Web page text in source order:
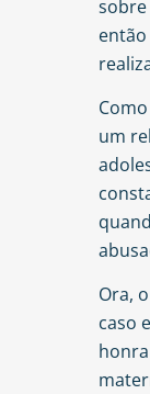
um
Ora,
caso